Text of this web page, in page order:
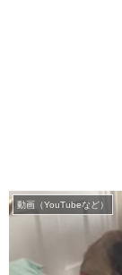
動画（YouTubeなど）